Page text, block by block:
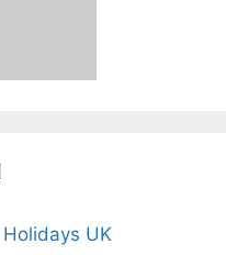
Holidays UK